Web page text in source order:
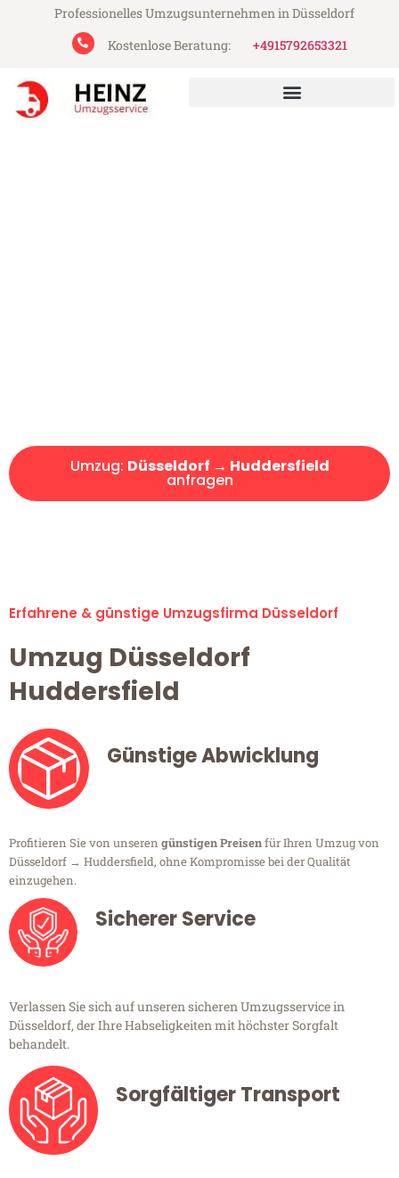
Professionelles Umzugsunternehmen in Düsseldorf
Kostenlose Beratung:
+4915792653321
Umzug: Düsseldorf → Huddersfield
anfragen
Erfahrene & günstige Umzugsfirma Düsseldorf
Umzug Düsseldorf
Huddersfield
Günstige Abwicklung
Profitieren Sie von unseren günstigen Preisenfür Ihren Umzug von
Düsseldorf → Huddersfield, ohne Kompromisse bei der Qualität
einzugehen.
Sicherer Service
Verlassen Sie sich auf unseren sicheren Umzugsservice in
Düsseldorf, der Ihre Habseligkeiten mit höchster Sorgfalt
behandelt.
Sorgfältiger Transport